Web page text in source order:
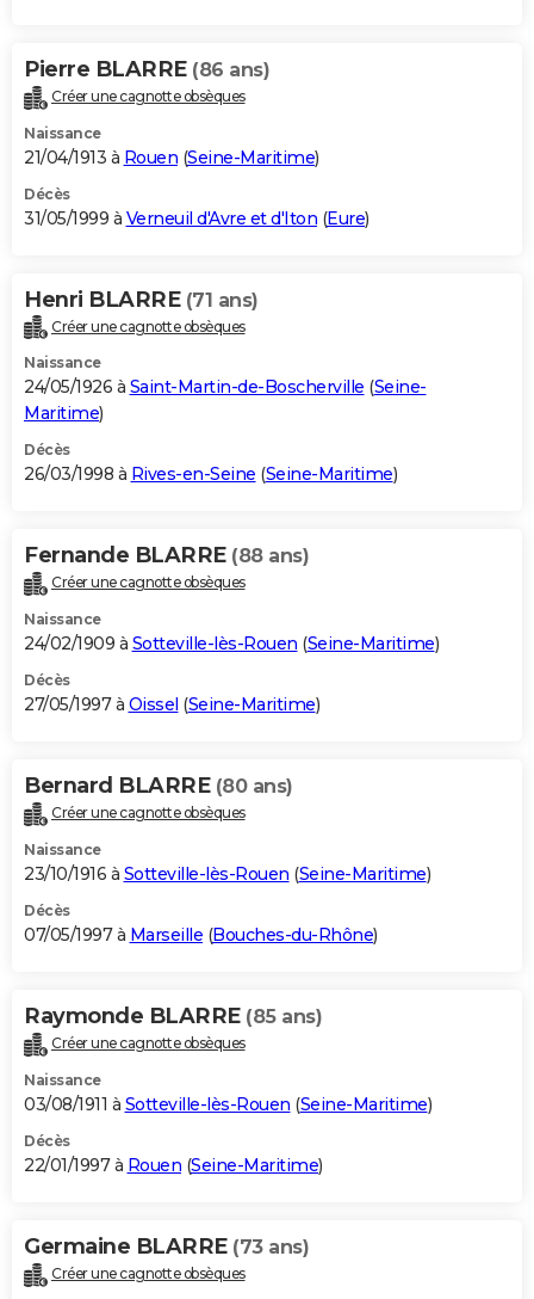
Pierre BLARRE (86 ans)
Créer une cagnotte obsèques
Naissance
21/04/1913 à Rouen (Seine-Maritime)
Décès
31/05/1999 à Verneuil d'Avre et d'Iton (Eure)
Henri BLARRE (71 ans)
Créer une cagnotte obsèques
Naissance
24/05/1926 à Saint-Martin-de-Boscherville (Seine-
Maritime)
Décès
26/03/1998 à Rives-en-Seine (Seine-Maritime)
Fernande BLARRE (88 ans)
Créer une cagnotte obsèques
Naissance
24/02/1909 à Sotteville-lès-Rouen (Seine-Maritime)
Décès
27/05/1997 à Oissel (Seine-Maritime)
Bernard BLARRE (80 ans)
Créer une cagnotte obsèques
Naissance
23/10/1916 à Sotteville-lès-Rouen (Seine-Maritime)
Décès
07/05/1997 à Marseille (Bouches-du-Rhône)
Raymonde BLARRE (85 ans)
Créer une cagnotte obsèques
Naissance
03/08/1911 à Sotteville-lès-Rouen (Seine-Maritime)
Décès
22/01/1997 à Rouen (Seine-Maritime)
Germaine BLARRE (73 ans)
Créer une cagnotte obsèques